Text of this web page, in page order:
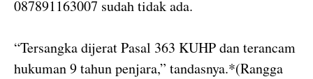
087891163007 sudah tidak ada.
“Tersangka dijerat Pasal 363 KUHP dan terancam
hukuman 9 tahun penjara,” tandasnya.*(Rangga